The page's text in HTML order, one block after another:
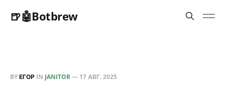
🍺🤖Botbrew
BYЕГОР IN JANITOR— 17 АВГ. 2025